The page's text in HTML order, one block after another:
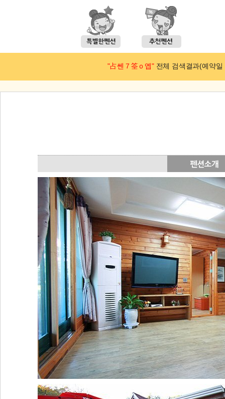
"占쎈７筌ｏ옙"전체 검색결과(예약일